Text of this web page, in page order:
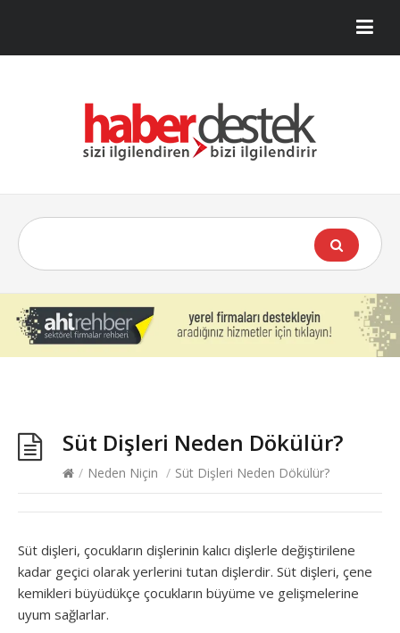
Süt Dişleri Neden Dökülür?
/ Neden Niçin / Süt Dişleri Neden Dökülür?
Süt dişleri, çocukların dişlerinin kalıcı dişlerle değiştirilene
kadar geçici olarak yerlerini tutan dişlerdir. Süt dişleri, çene
kemikleri büyüdükçe çocukların büyüme ve gelişmelerine
uyum sağlarlar.